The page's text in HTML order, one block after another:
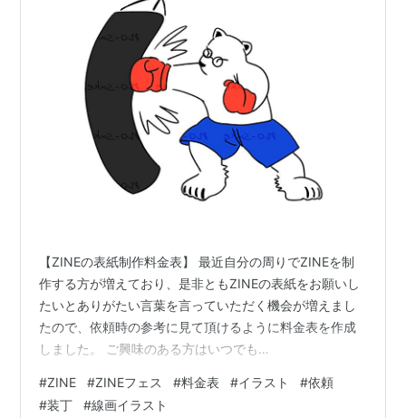
【ZINEの表紙制作料金表】 最近自分の周りでZINEを制
作する方が増えており、是非ともZINEの表紙をお願いし
たいとありがたい言葉を言っていただく機会が増えまし
たので、依頼時の参考に見て頂けるように料金表を作成
しました。 ご興味のある方はいつでも
ございましたらこちらの投稿にコメント、もしくは
InstagramやTwitter（x）にお気軽に送ってください〜。
#ZINE #ZINEフェス #料金表 #イラスト #依頼
#装丁 #線画イラスト